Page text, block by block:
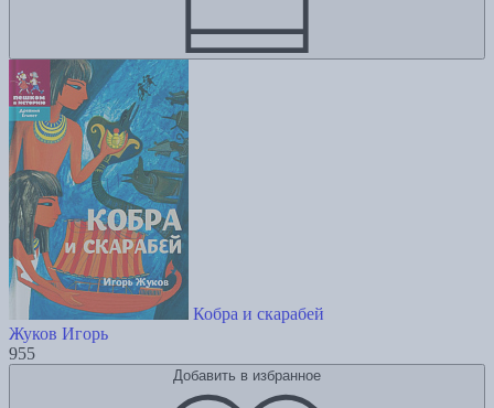
Кобра и скарабей
Жуков Игорь
955
Добавить в избранное